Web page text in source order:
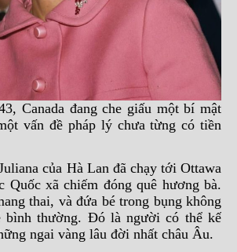
vấn đề pháp lý chưa từng có tiền
của Hà Lan đã chạy tới Ottawa
Quốc xã chiếm đóng quê hương bà.
thai, và đứa bé trong bụng không
bình thường. Đó là người có thể kế
ngai vàng lâu đời nhất châu Âu.